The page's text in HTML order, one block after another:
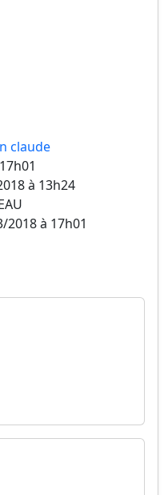
claude
à 13h24
2018 à 17h01